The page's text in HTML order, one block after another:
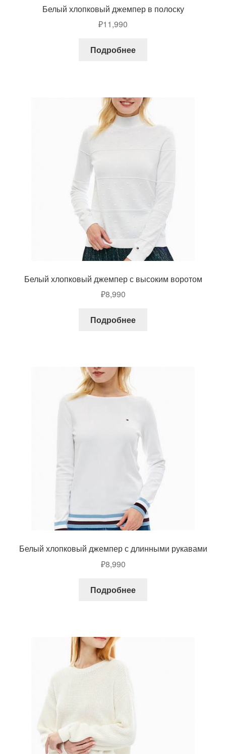
Белый хлопковый джемпер в полоску
₽11,990
Подробнее
Белый хлопковый джемпер с высоким воротом
₽8,990
Подробнее
Белый хлопковый джемпер с длинными рукавами
₽8,990
Подробнее